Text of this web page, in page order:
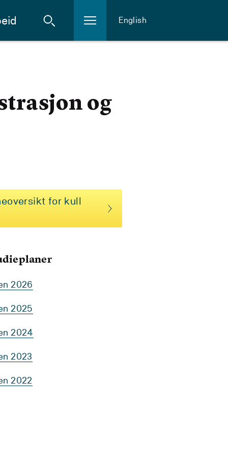
English
og
for kull
2026
2025
2024
2023
2022